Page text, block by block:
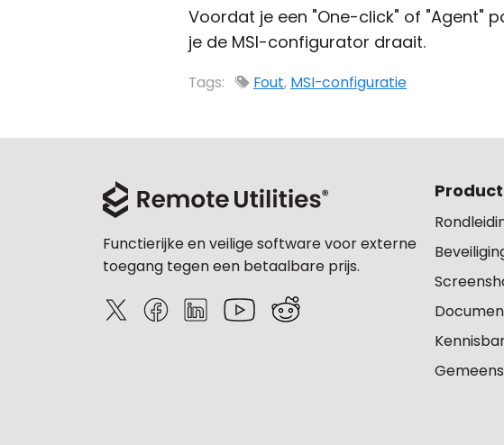
Voordat je een "One-click" of "Agent"
je de MSI-configurator draait.
Tags: Fout, MSI-configuratie
Functierijke en veilige software voor externe
toegang tegen een betaalbare prijs.
Product